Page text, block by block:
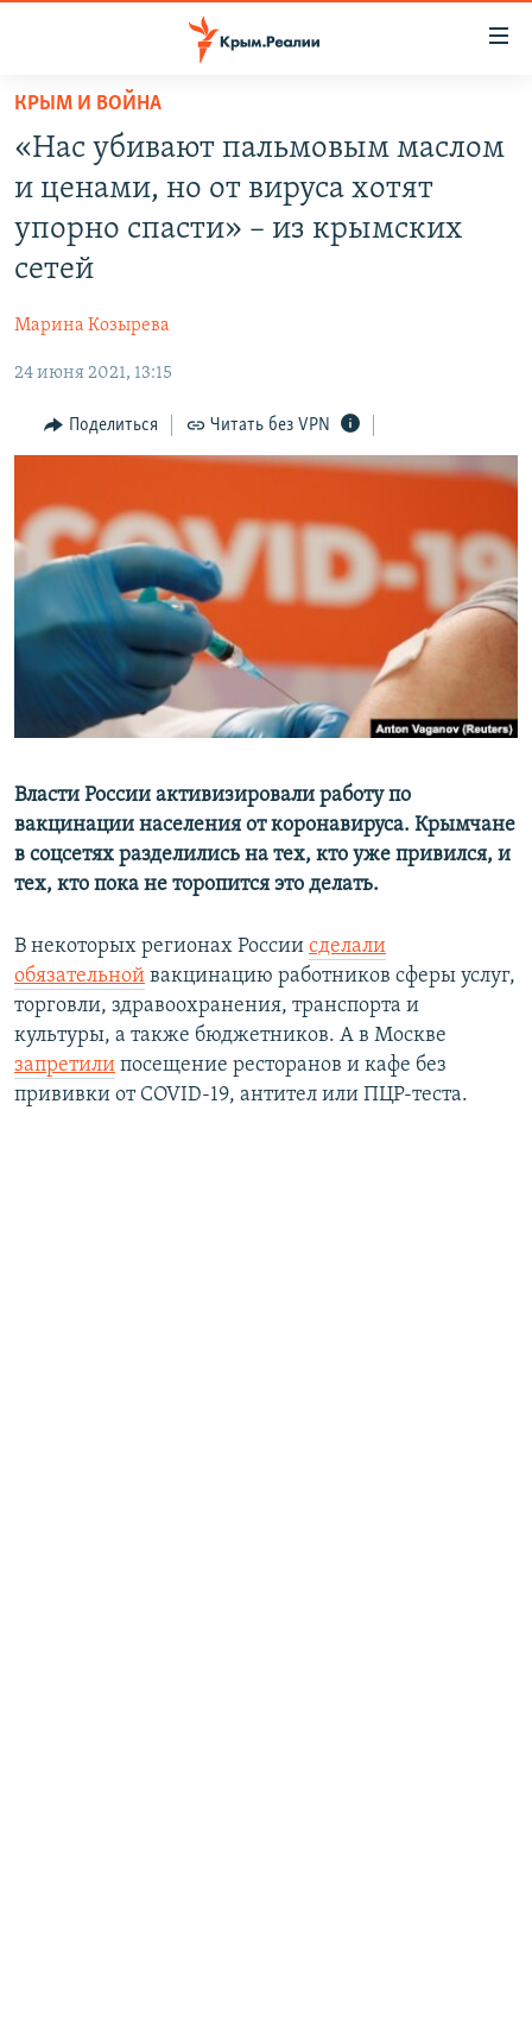
Вернуться
основному
содержанию
главной
Вернутся
СПЕЦПРОЕКТЫ
КАРТА ВОЕННЫХ ОБЪЕКТОВ КРЫМА
ИСТОРИЯ
ИНТЕРАКТИВ
ИНФОГРАФИКА
ТЕЛЕПРОЕКТ КРЫМ.РЕАЛИИ
СОВЕТЫ ПРАВОЗАЩИТНИКОВ
ПРОПАВШИЕ БЕЗ ВЕСТИ
ПОБЕДИТЕЛЕЙ НЕ СУДЯТ?
КРЫМ.НЕПОКОРЕННЫЙ
ELIFBE
УКРАИНСКАЯ ПРОБЛЕМА КРЫМА
РАДІО СВОБОДА
КАК ОБОЙТИ БЛОКИРОВКУ
ПРИСОЕДИНЯЙТЕСЬ!
Все сайты RFE/RL
КРЫМ И ВОЙНА
«Нас убивают пальмовым маслом
и ценами, но от вируса хотят
упорно спасти» – из крымских
сетей
Марина Козырева
24 июня 2021, 13:15
Поделиться Читать без VPN
Власти России активизировали работу по
вакцинации населения от коронавируса. Крымчане
в соцсетях разделились на тех, кто уже привился, и
тех, кто пока не торопится это делать.
В некоторых регионах России сделали
обязательной вакцинацию работников сферы услуг,
торговли, здравоохранения, транспорта и
культуры, а также бюджетников. А в Москве
запретили посещение ресторанов и кафе без
прививки от COVID-19, антител или ПЦР-теста.